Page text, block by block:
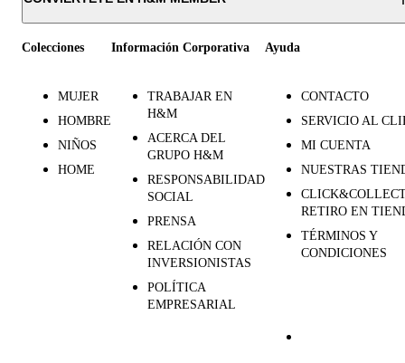
Colecciones
MUJER
HOMBRE
NIÑOS
HOME
Información Corporativa
TRABAJAR EN
H&M
ACERCA DEL
GRUPO H&M
RESPONSABILIDAD
SOCIAL
PRENSA
RELACIÓN CON
INVERSIONISTAS
POLÍTICA
EMPRESARIAL
Ayuda
CONTACTO
SERVICIO AL
MI CUENTA
NUESTRAS
RETIRO EN
TÉRMINOS Y
CONDICIONES